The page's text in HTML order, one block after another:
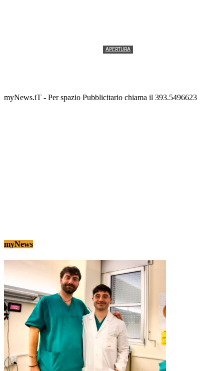
APERTURA
myNews.iT - Per spazio Pubblicitario chiama il 393.5496623
myNews